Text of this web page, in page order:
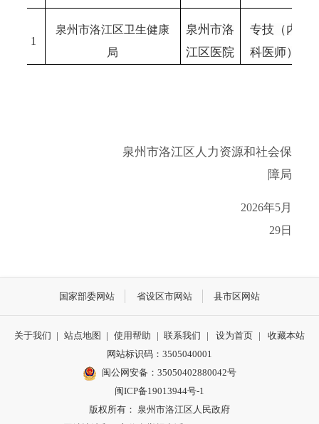
1
泉州市洛江区卫生健康
局
泉州市洛
江区医院
专技（内
科医师）
泉州市洛江区人力资源和社会保
障局
2026年5月
29日
国家部委网站 省设区市网站 县市区网站
关于我们 | 站点地图 | 使用帮助 | 联系我们 | 设为首页 |
收藏本站
网站标识码：3505040001
闽公网安备：35050402880042号
闽ICP备19013944号-1
版权所有： 泉州市洛江区人民政府